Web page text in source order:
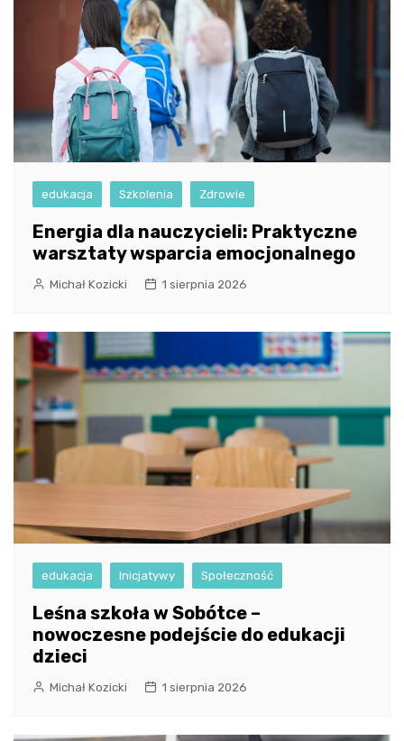
edukacja Szkolenia Zdrowie
Energia dla nauczycieli: Praktyczne
warsztaty wsparcia emocjonalnego
Michał Kozicki 1 sierpnia 2026
edukacja Inicjatywy Społeczność
Leśna szkoła w Sobótce –
nowoczesne podejście do edukacji
dzieci
Michał Kozicki 1 sierpnia 2026